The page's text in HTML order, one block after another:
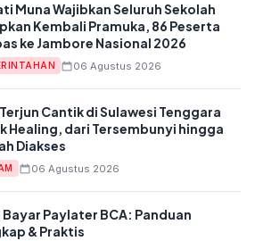
Muna Wajibkan Seluruh Sekolah
Kembali Pramuka, 86 Peserta
ke Jambore Nasional 2026
06 Agustus 2026
Cantik di Sulawesi Tenggara
Healing, dari Tersembunyi hingga
Diakses
06 Agustus 2026
Bayar Paylater BCA: Panduan
& Praktis